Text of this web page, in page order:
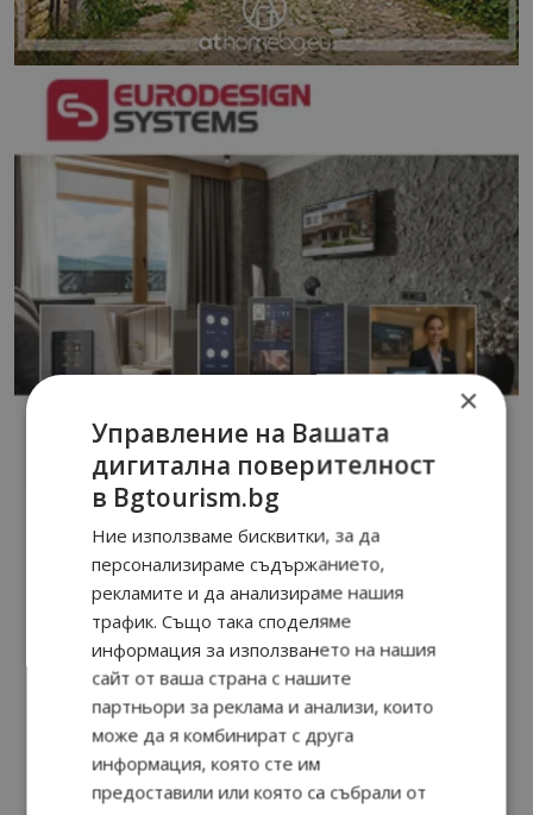
×
Управление на Вашата
дигитална поверителност
в Bgtourism.bg
Ние използваме бисквитки, за да
персонализираме съдържанието,
рекламите и да анализираме нашия
трафик. Също така споделяме
информация за използването на нашия
сайт от ваша страна с нашите
партньори за реклама и анализи, които
може да я комбинират с друга
информация, която сте им
предоставили или която са събрали от